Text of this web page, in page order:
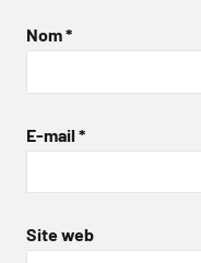
Nom*
E-mail *
Site web